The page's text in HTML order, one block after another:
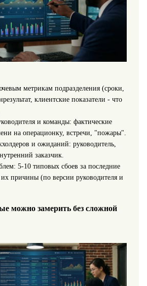
метрикам подразделения (сроки,
клиентские показатели - что
и команды: фактические
на операционку, встречи, "пожары".
и ожиданий: руководитель,
заказчик.
5-10 типовых сбоев за последние
причины (по версии руководителя и
можно замерить без сложной